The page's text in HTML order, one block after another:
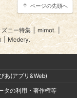
ページの先頭へ
ズニー特集 mimot.
Medery.
あ(アプリ&Web)
タの利用・著作権等